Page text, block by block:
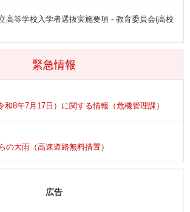
緊急情報
和8年7月17日）に関する情報（危機管理課）
の大雨（高速道路無料措置）
高等学校入学者選抜実施要項 - 教育委員会(高校
広告